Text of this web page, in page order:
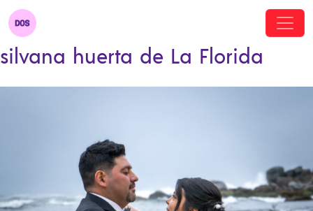
silvana huerta de La Florida